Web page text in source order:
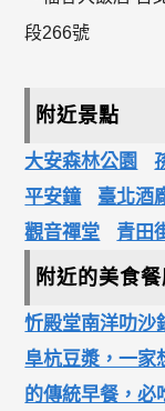
段266號
附近景點
大安森林公園
平安鐘
臺北酒
觀音禪堂
青田
附近的美食
忻殿堂南洋叻沙
阜杭豆漿，一家
的傳統早餐，必